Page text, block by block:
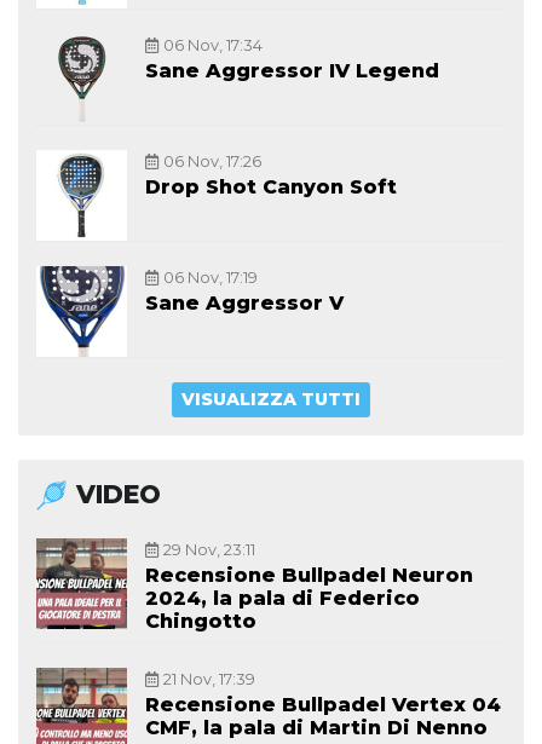
06 Nov, 17:34
Sane Aggressor IV Legend
06 Nov, 17:26
Drop Shot Canyon Soft
06 Nov, 17:19
Sane Aggressor V
VISUALIZZA TUTTI
VIDEO
29 Nov, 23:11
Recensione Bullpadel Neuron
2024, la pala di Federico
Chingotto
21 Nov, 17:39
Recensione Bullpadel Vertex 04
CMF, la pala di Martin Di Nenno